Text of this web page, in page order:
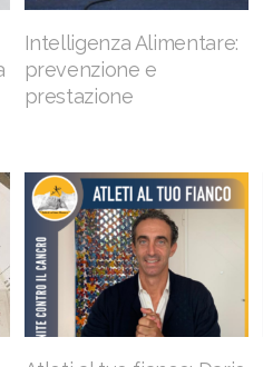
Intelligenza Alimentare:
prevenzione e
prestazione